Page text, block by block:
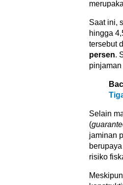
Saat ini,
hingga
tersebut
persen.
Selain
(
jaminan
risiko